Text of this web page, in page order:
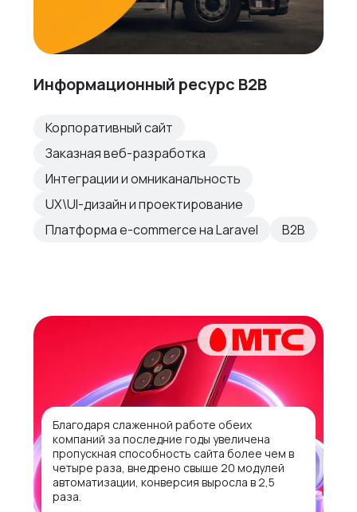
Информационный ресурс B2B
Корпоративный сайт
Заказная веб-разработка
Интеграции и омниканальность
UX\UI-дизайн и проектирование
Платформа e-commerce на Laravel
B2B
Благодаря слаженной работе обеих
компаний за последние годы увеличена
пропускная способность сайта более чем в
четыре раза, внедрено свыше 20 модулей
автоматизации, конверсия выросла в 2,5
раза.